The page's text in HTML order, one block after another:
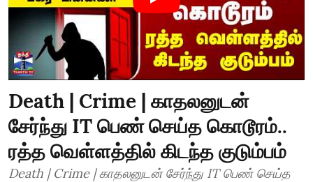
Death | Crime | காதலனுடன்
சேர்ந்து IT பெண் செய்த கொடூரம்..
ரத்த வெள்ளத்தில் கிடந்த குடும்பம்
Death | Crime | காதலனுடன் சேர்ந்து IT பெண் செய்த